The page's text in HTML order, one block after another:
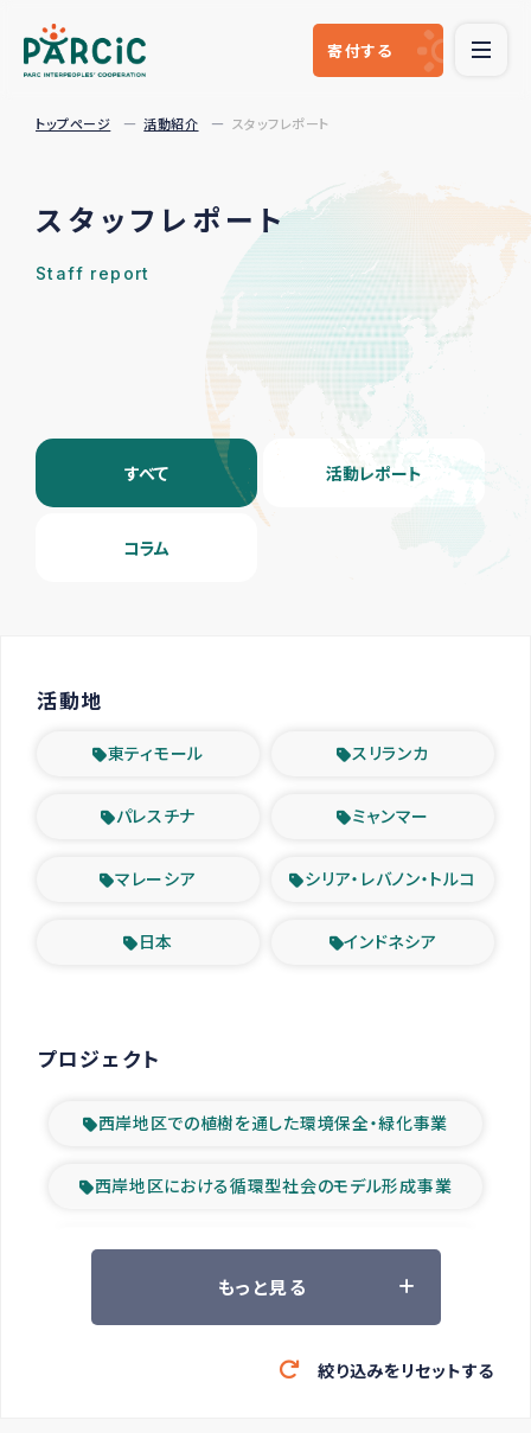
寄付する
トップページ 活動紹介 スタッフレポート
スタッフレポート
Staff report
すべて 活動レポート
コラム
活動地
東ティモール スリランカ
パレスチナ ミャンマー
マレーシア シリア・レバノン・トルコ
日本 インドネシア
プロジェクト
西岸地区での植樹を通した環境保全・緑化事業
西岸地区における循環型社会のモデル形成事業
ツアー参加者の声
緊急救援の時代
もっと見る
絞り込みをリセットする